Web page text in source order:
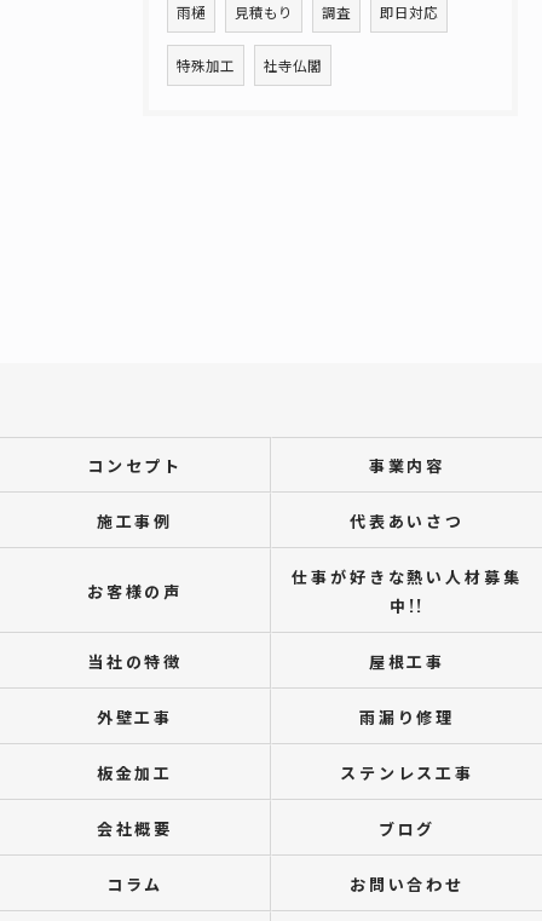
雨樋 見積もり 調査 即日対応
特殊加工 社寺仏閣
コンセプト 事業内容
施工事例 代表あいさつ
お客様の声
仕事が好きな熱い人材募集
中!!
当社の特徴 屋根工事
外壁工事 雨漏り修理
板金加工 ステンレス工事
会社概要 ブログ
コラム お問い合わせ